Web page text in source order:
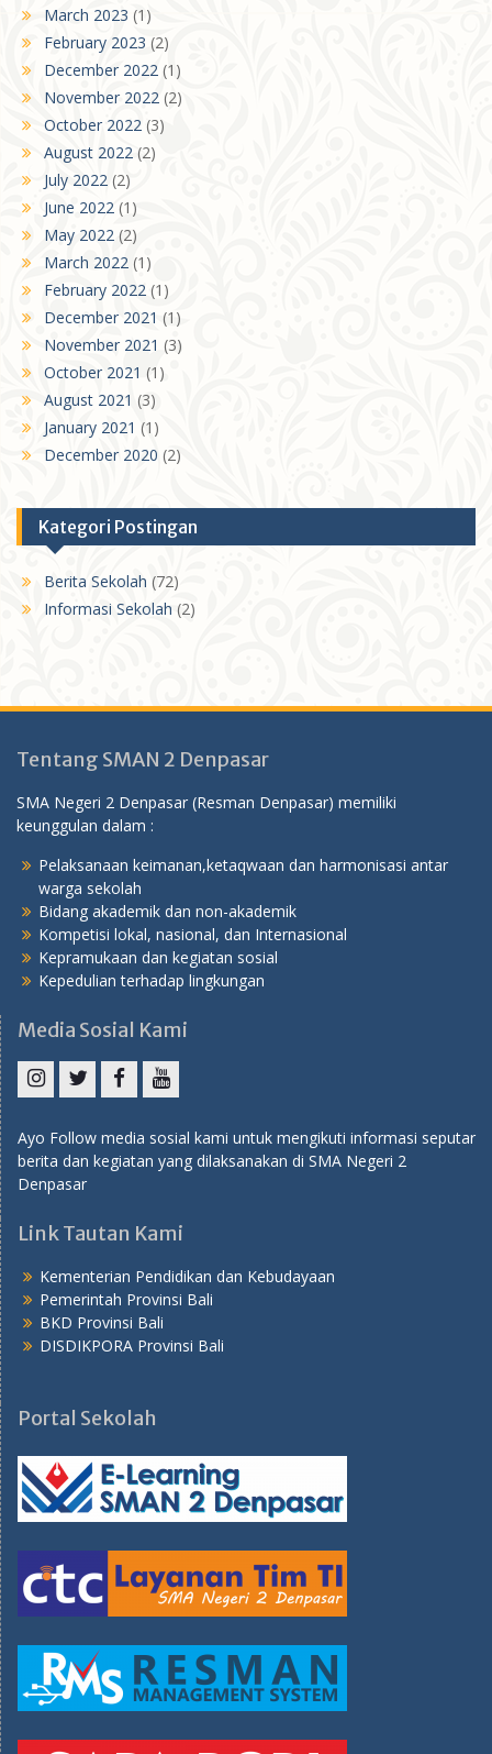
March 2023 (1)
February 2023 (2)
December 2022 (1)
November 2022 (2)
October 2022 (3)
August 2022 (2)
July 2022 (2)
June 2022 (1)
May 2022 (2)
March 2022 (1)
February 2022 (1)
December 2021 (1)
November 2021 (3)
October 2021 (1)
August 2021 (3)
January 2021 (1)
December 2020 (2)
Kategori Postingan
Berita Sekolah (72)
Informasi Sekolah (2)
Tentang SMAN 2 Denpasar
SMA Negeri 2 Denpasar (Resman Denpasar) memiliki
keunggulan dalam :
Pelaksanaan keimanan,ketaqwaan dan harmonisasi antar
warga sekolah
Bidang akademik dan non-akademik
Kompetisi lokal, nasional, dan Internasional
Kepramukaan dan kegiatan sosial
Kepedulian terhadap lingkungan
Media Sosial Kami
Ayo Follow media sosial kami untuk mengikuti informasi seputar
berita dan kegiatan yang dilaksanakan di SMA Negeri 2
Denpasar
Link Tautan Kami
Kementerian Pendidikan dan Kebudayaan
Pemerintah Provinsi Bali
BKD Provinsi Bali
DISDIKPORA Provinsi Bali
Portal Sekolah